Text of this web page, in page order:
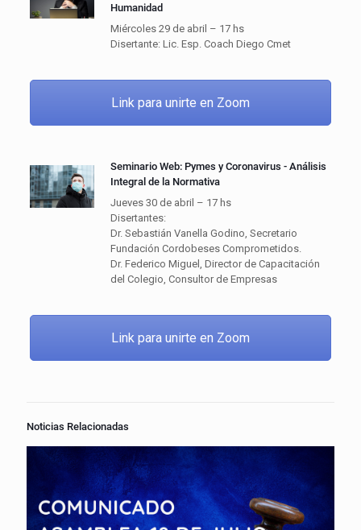
Humanidad
Miércoles 29 de abril – 17 hs
Disertante: Lic. Esp. Coach Diego Cmet
Link para unirte en Zoom
Seminario Web: Pymes y Coronavirus - Análisis
Integral de la Normativa
Jueves 30 de abril – 17 hs
Disertantes:
Dr. Sebastián Vanella Godino, Secretario
Fundación Cordobeses Comprometidos.
Dr. Federico Miguel, Director de Capacitación
del Colegio, Consultor de Empresas
Link para unirte en Zoom
Noticias Relacionadas